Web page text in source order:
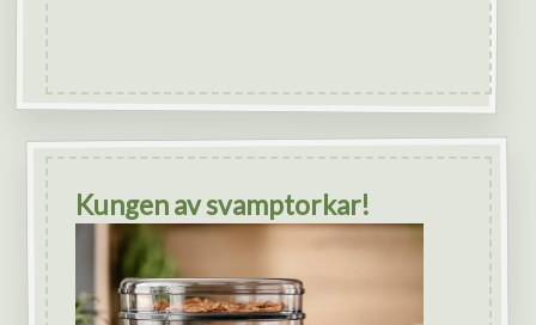
Kungen av svamptorkar!